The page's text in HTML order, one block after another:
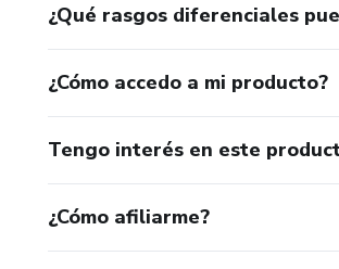
¿Qué rasgos diferenciales
¿Cómo accedo a mi producto?
Tengo interés en este
¿Cómo afiliarme?